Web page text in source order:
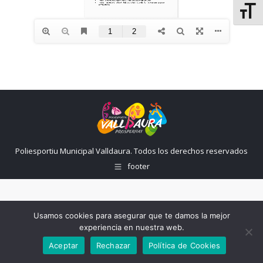
Poliesportiu Municipal Valldaura. Todos los derechos reservados
footer
Usamos cookies para asegurar que te damos la mejor
experiencia en nuestra web.
Aceptar
Rechazar Política de Cookies